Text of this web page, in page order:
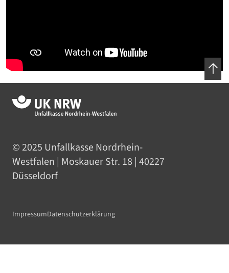
© 2025 Unfallkasse Nordrhein-
Westfalen | Moskauer Str. 18 | 40227
Düsseldorf
ImpressumDatenschutzerklärung